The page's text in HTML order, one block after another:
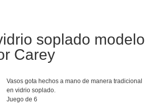
soplado modelo
Carey
Vasos gota hechos a mano de manera tradicional
en vidrio soplado.
Juego de 6